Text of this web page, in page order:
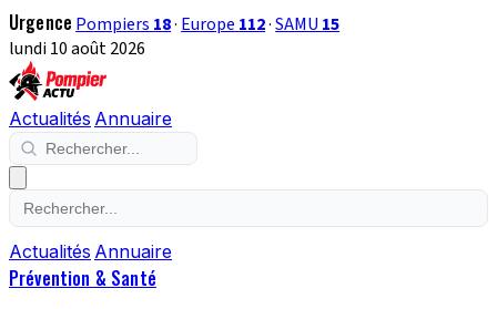
Urgence Pompiers 18· Europe 112·SAMU 15
lundi 10 août 2026
Actualités Annuaire
Actualités Annuaire
Prévention & Santé